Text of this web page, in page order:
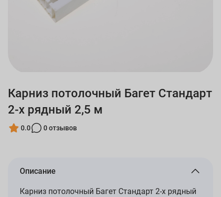
Карниз потолочный Багет Стандарт
2-х рядный 2,5 м
0.0 0 отзывов
Описание
Карниз потолочный Багет Стандарт 2-х рядный